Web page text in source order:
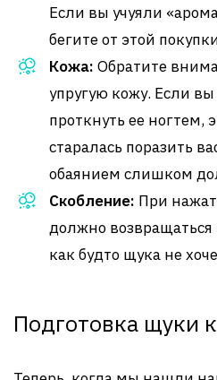
Если вы учуяли
бегите от этой
Кожа: Обратите
упругую кожу. Если
проткнуть ее ногтем,
старалась поразить
обаянием слишком
Скобление: При
должно
как будто щука не
Подготовка щуки